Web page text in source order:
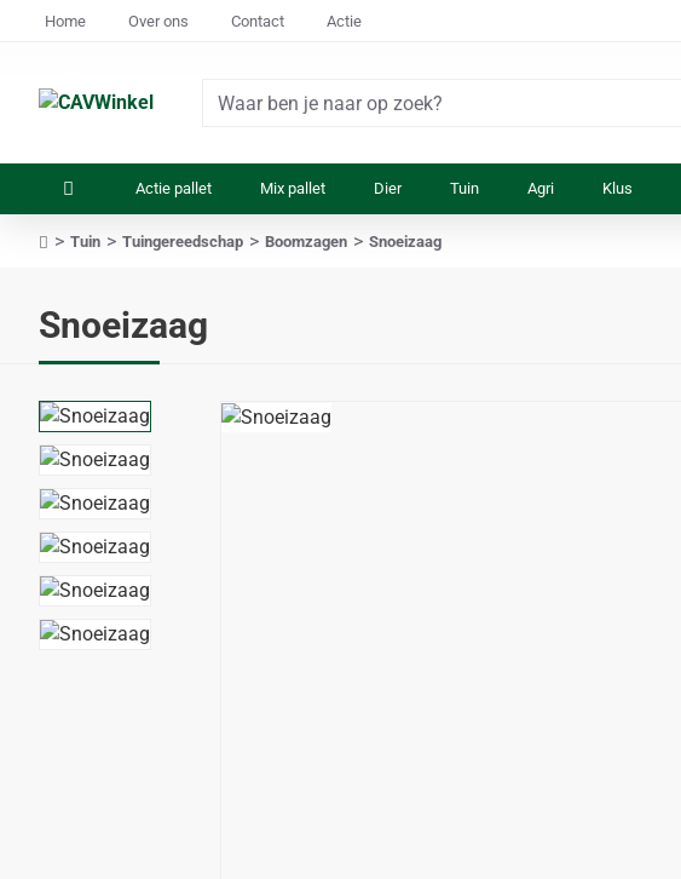
Home Over ons Contact Actie
Waar
op
Actie pallet Mix pallet Dier Tuin Agri Klus
Snoeizaag
Tuin Tuingereedschap Boomzagen Snoeizaag